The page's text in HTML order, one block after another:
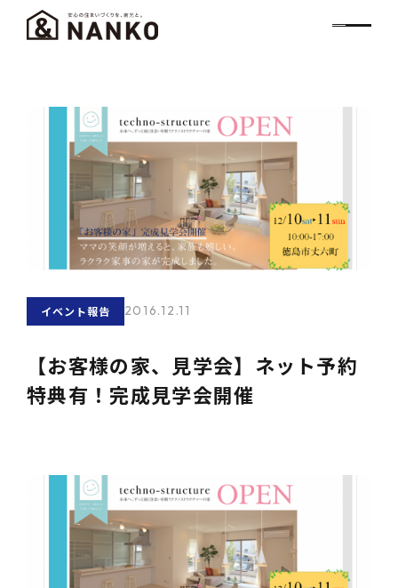
イベント報告 2016.12.11
【お客様の家、見学会】ネット予約
特典有！完成見学会開催